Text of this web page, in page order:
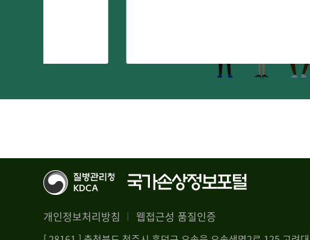
개인정보처리방침 웹접근성 품질인증